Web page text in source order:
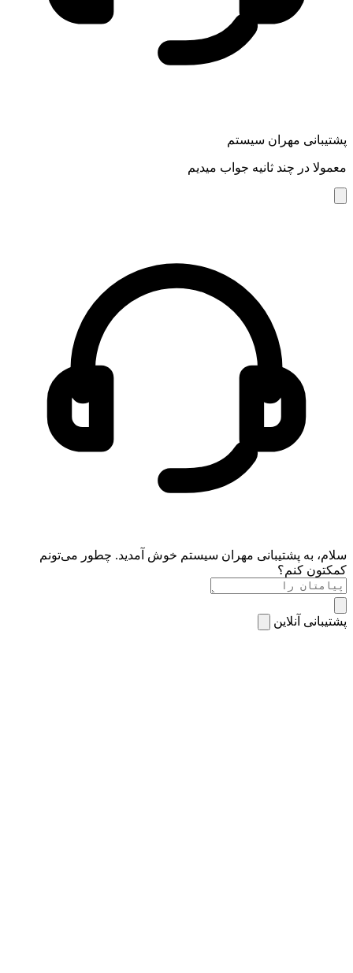
پشتیبانی مهران سیستم
معمولا در چند ثانیه جواب میدیم
سلام، به پشتیبانی مهران سیستم خوش آمدید. چطور می‌تونم
کمکتون کنم؟
پشتیبانی آنلاین